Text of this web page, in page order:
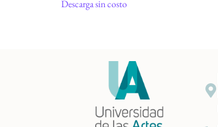
Descarga sin costo